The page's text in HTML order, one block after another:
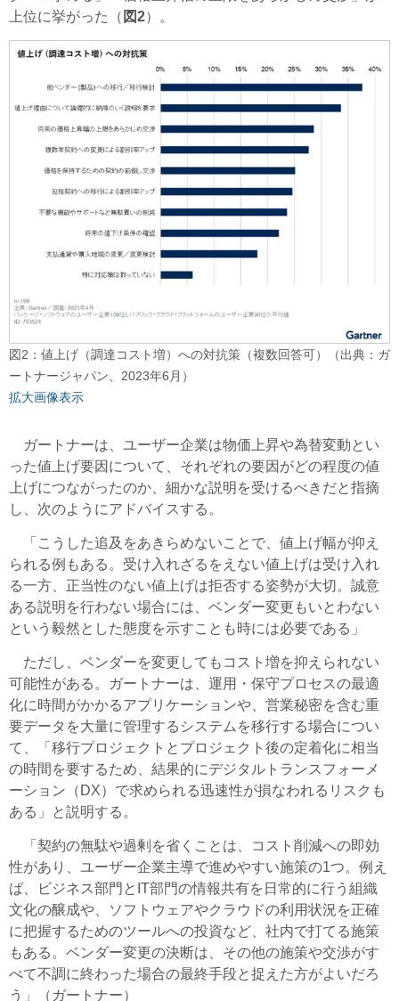
上位に挙がった（ 図2）。
図2：値上げ（調達コスト増）への対抗策（複数回答可）（出典：ガ
ートナージャパン、2023年6月）
拡大画像表示
ガートナーは、ユーザー企業は物価上昇や為替変動とい
った値上げ要因について、それぞれの要因がどの程度の値
上げにつながったのか、細かな説明を受けるべきだと指摘
し、次のようにアドバイスする。
「こうした追及をあきらめないことで、値上げ幅が抑え
られる例もある。受け入れざるをえない値上げは受け入れ
る一方、正当性のない値上げは拒否する姿勢が大切。誠意
ある説明を行わない場合には、ベンダー変更もいとわない
という毅然とした態度を示すことも時には必要である」
ただし、ベンダーを変更してもコスト増を抑えられない
可能性がある。ガートナーは、運用・保守プロセスの最適
化に時間がかかるアプリケーションや、営業秘密を含む重
要データを大量に管理するシステムを移行する場合につい
て、「移行プロジェクトとプロジェクト後の定着化に相当
の時間を要するため、結果的にデジタルトランスフォーメ
ーション（DX）で求められる迅速性が損なわれるリスクも
ある」と説明する。
「契約の無駄や過剰を省くことは、コスト削減への即効
性があり、ユーザー企業主導で進めやすい施策の1つ。例え
ば、ビジネス部門とIT部門の情報共有を日常的に行う組織
文化の醸成や、ソフトウェアやクラウドの利用状況を正確
に把握するためのツールへの投資など、社内で打てる施策
もある。ベンダー変更の決断は、その他の施策や交渉がす
べて不調に終わった場合の最終手段と捉えた方がよいだろ
う」（ガートナー）